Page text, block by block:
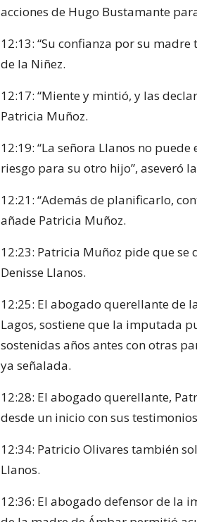
acciones de Hugo Bustamante
12:13: “Su confianza por su
de la Niñez.
12:17: “Miente y mintió, y las
Patricia Muñoz.
12:19: “La señora Llanos no
riesgo para su otro hijo”, aseveró
12:21: “Además de planificarlo,
añade Patricia Muñoz.
12:23: Patricia Muñoz pide que
Denisse Llanos.
12:25: El abogado querellante de
Lagos, sostiene que la imputada
sostenidas años antes con otras
ya señalada.
12:28: El abogado querellante,
desde un inicio con sus
12:34: Patricio Olivares también
Llanos.
12:36: El abogado defensor de la